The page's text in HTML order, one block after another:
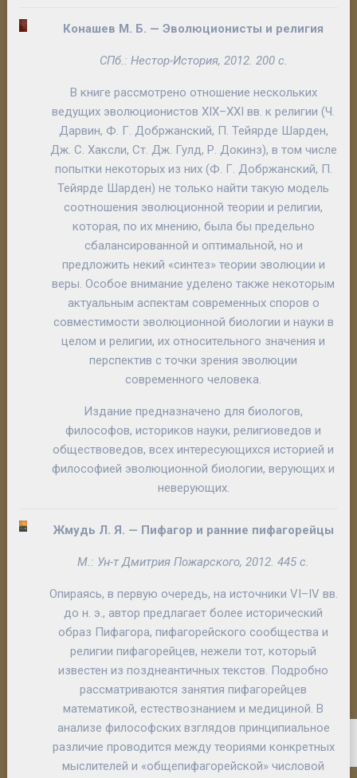
Конашев М. Б. —Эволюционисты и религия
СПб.: Нестор-История, 2012. 200 с.
В книге рассмотрено отношение нескольких
ведущих эволюционистов XIX–XXI вв. к религии (Ч.
Дарвин, Ф. Г. Добржанский, П. Тейярде Шарден,
Дж. С. Хаксли, Ст. Дж. Гулд, Р. Докинз), в том числе
попытки некоторых из них (Ф. Г. Добржанский, П.
Тейярде Шарден) не только найти такую модель
соотношения эволюционной теории и религии,
которая, по их мнению, была бы предельно
сбалансированной и оптимальной, но и
предложить некий «синтез» теории эволюции и
веры. Особое внимание уделено также некоторым
актуальным аспектам современных споров о
совместимости эволюционной биологии и науки в
целом и религии, их относительного значения и
перспектив с точки зрения эволюции
современного человека.
Издание предназначено для биологов,
философов, историков науки, религиоведов и
обществоведов, всех интересующихся историей и
философией эволюционной биологии, верующих и
неверующих.
Жмудь Л. Я. — Пифагор и ранние пифагорейцы
М.: Ун-т Дмитрия Пожарского, 2012. 445 с.
Опираясь, в первую очередь, на источники VI–IV вв.
до н. э., автор предлагает более исторический
образ Пифагора, пифагорейского сообщества и
религии пифагорейцев, нежели тот, который
известен из позднеантичных текстов. Подробно
рассматриваются занятия пифагорейцев
математикой, естествознанием и медициной. В
анализе философских взглядов принципиальное
различие проводится между теориями конкретных
мыслителей и «общепифагорейской» числовой